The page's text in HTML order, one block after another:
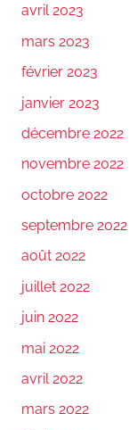
avril 2023
mars 2023
février 2023
janvier 2023
décembre 2022
novembre 2022
octobre 2022
septembre 2022
août 2022
juillet 2022
juin 2022
mai 2022
avril 2022
mars 2022